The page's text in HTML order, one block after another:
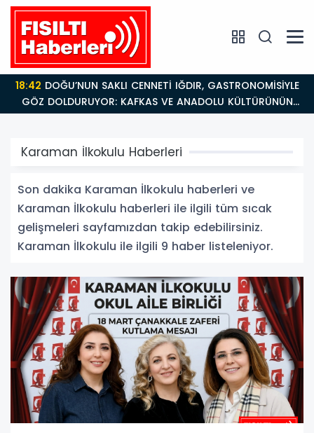
18:42
GÖZ DOLDURUYOR: KAFKAS VE ANADOLU KÜLTÜRÜNÜN
BULUŞMA NOKTASI
Karaman İlkokulu Haberleri
Son dakika Karaman İlkokulu haberleri ve
Karaman İlkokulu haberleri ile ilgili tüm sıcak
gelişmeleri sayfamızdan takip edebilirsiniz.
Karaman İlkokulu ile ilgili 9 haber listeleniyor.